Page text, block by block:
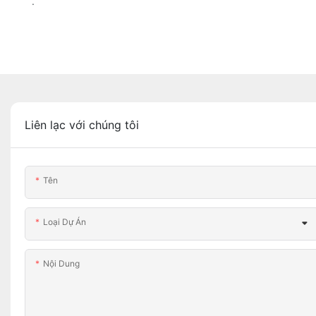
Liên lạc với chúng tôi
Tên
Loại Dự Án
Nội Dung